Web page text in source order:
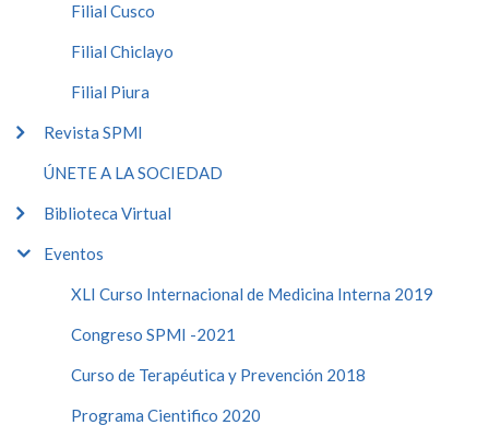
Filial Cusco
Filial Chiclayo
Filial Piura
Revista SPMI
ÚNETE A LA SOCIEDAD
Biblioteca Virtual
Eventos
XLI Curso Internacional de Medicina Interna 2019
Congreso SPMI -2021
Curso de Terapéutica y Prevención 2018
Programa Cientifico 2020